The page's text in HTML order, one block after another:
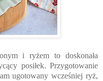
i ryżem to doskonała
posiłek. Przygotowanie
ugotowany wcześniej ryż,